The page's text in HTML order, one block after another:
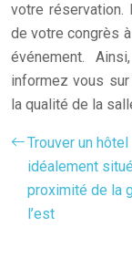
votre réservation.
de votre congrès
événement.
informez vous
la qualité de la
Trouver un hôtel
idéalement
proximité de la
l’est